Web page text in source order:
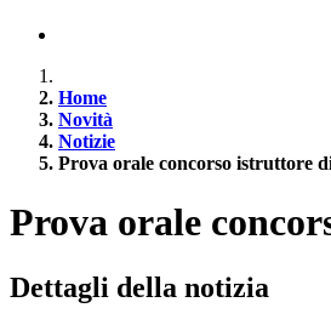
Home
Novità
Notizie
Prova orale concorso istruttore
Prova orale
Dettagli della notizia